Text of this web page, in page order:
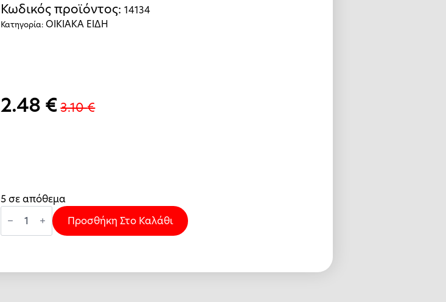
Κωδικός προϊόντος:14134
Κατηγορία:ΟΙΚΙΑΚΑ ΕΙΔΗ
3.10€
Original
2.48 €
Η
2.48 €.
5 σε απόθεμα
ΨΑΛΙΔΙ
ΟΙΚ
ΧΡΗΣ.ΑΝΟΞ
8''
Προσθήκη Στο Καλάθι